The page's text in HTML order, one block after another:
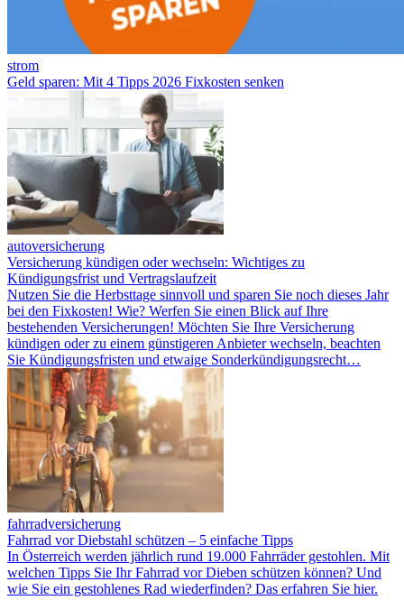
strom
Geld sparen: Mit 4 Tipps 2026 Fixkosten senken
autoversicherung
Versicherung kündigen oder wechseln: Wichtiges zu
Kündigungsfrist und Vertragslaufzeit
Nutzen Sie die Herbsttage sinnvoll und sparen Sie noch dieses Jahr
bei den Fixkosten! Wie? Werfen Sie einen Blick auf Ihre
bestehenden Versicherungen! Möchten Sie Ihre Versicherung
kündigen oder zu einem günstigeren Anbieter wechseln, beachten
Sie Kündigungsfristen und etwaige Sonderkündigungsrecht…
fahrradversicherung
Fahrrad vor Diebstahl schützen – 5 einfache Tipps
In Österreich werden jährlich rund 19.000 Fahrräder gestohlen. Mit
welchen Tipps Sie Ihr Fahrrad vor Dieben schützen können? Und
wie Sie ein gestohlenes Rad wiederfinden? Das erfahren Sie hier.